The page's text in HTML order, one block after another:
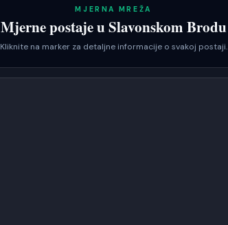
MJERNA MREŽA
Mjerne postaje uSlavonskom Brodu
Kliknite na marker za detaljne informacije o svakoj postaji.